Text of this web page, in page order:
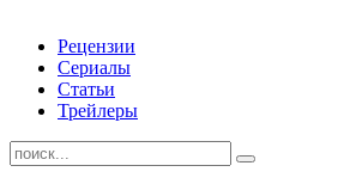
Рецензии
Сериалы
Статьи
Трейлеры
Найти: